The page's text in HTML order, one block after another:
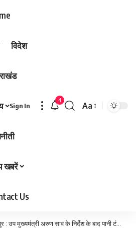
विदेश
खबरें
Us
Sign In
4
Font
Aa
: उप मुख्यमंत्री अरुण साव के निर्देश के बाद पानी टंकी के निर्माण में आई तेजी…